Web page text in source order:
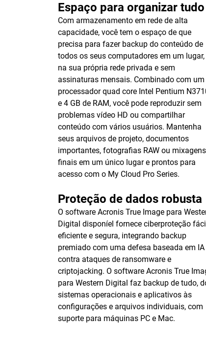
Espaço para organizar tudo
Com armazenamento em rede de alta
capacidade, você tem o espaço de que
precisa para fazer backup do conteúdo de
todos os seus computadores em um lugar,
na sua própria rede privada e sem
assinaturas mensais. Combinado com um
processador quad core Intel Pentium
e 4 GB de RAM, você pode reproduzir sem
problemas vídeo HD ou compartilhar
conteúdo com vários usuários. Mantenha
seus arquivos de projeto, documentos
importantes, fotografias RAW ou mixagens
finais em um único lugar e prontos para
acesso com o My Cloud Pro Series.
Proteção de dados robusta
O software Acronis True Image para
Digital disponíel fornece ciberproteção
eficiente e segura, integrando backup
premiado com uma defesa baseada em IA
contra ataques de ransomware e
criptojacking. O software Acronis True
para Western Digital faz backup de tudo,
sistemas operacionais e aplicativos às
configurações e arquivos individuais, com
suporte para máquinas PC e Mac.